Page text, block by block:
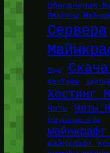
Обновления
Плагины
Сервера
Сиды
ФанТайм
Хостинг
Читы Читы
браузерные игры
майнкрафт